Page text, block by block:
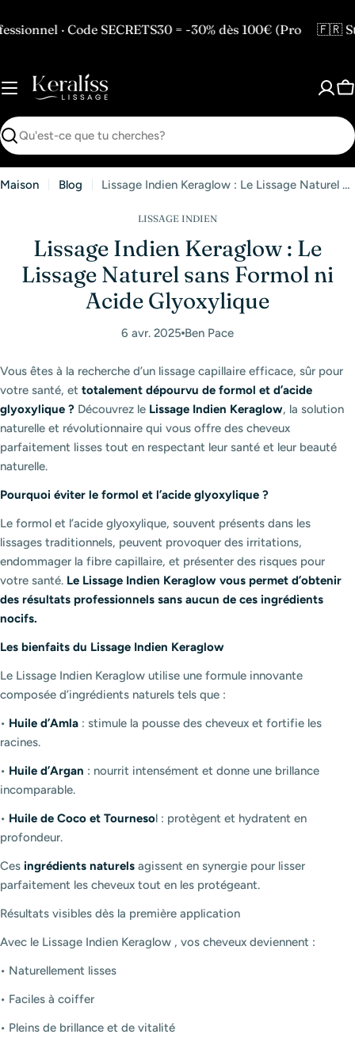
au
· Code SECRETS30 = -30% dès 100€ (Pro 🇫🇷
Recherche
Maison Blog Lissage Indien Keraglow : Le Lissage Naturel sans Formol ni Acide Glyoxylique
LISSAGE INDIEN
Lissage Indien Keraglow : Le
Lissage Naturel sans Formol ni
Acide Glyoxylique
6 avr. 2025 Ben Pace
Vous êtes à la recherche d’un lissage capillaire efficace, sûr pour
votre santé, et totalement dépourvu de formol et d’acide
glyoxylique ? Découvrez le Lissage Indien Keraglow, la solution
naturelle et révolutionnaire qui vous offre des cheveux
parfaitement lisses tout en respectant leur santé et leur beauté
naturelle.
Pourquoi éviter le formol et l’acide glyoxylique ?
Le formol et l’acide glyoxylique, souvent présents dans les
lissages traditionnels, peuvent provoquer des irritations,
endommager la fibre capillaire, et présenter des risques pour
votre santé. Le Lissage Indien Keraglow vous permet d’obtenir
des résultats professionnels sans aucun de ces ingrédients
nocifs.
Les bienfaits du Lissage Indien Keraglow
Le Lissage Indien Keraglow utilise une formule innovante
composée d’ingrédients naturels tels que :
• Huile d’Amla : stimule la pousse des cheveux et fortifie les
racines.
• Huile d’Argan : nourrit intensément et donne une brillance
incomparable.
• Huile de Coco et Tournesol : protègent et hydratent en
profondeur.
Ces ingrédients naturels agissent en synergie pour lisser
parfaitement les cheveux tout en les protégeant.
Résultats visibles dès la première application
Avec le Lissage Indien Keraglow , vos cheveux deviennent :
• Naturellement lisses
• Faciles à coiffer
• Pleins de brillance et de vitalité